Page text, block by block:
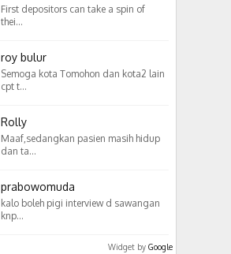
First depositors can take a spin of
thei…
roy bulur
Semoga kota Tomohon dan kota2 lain
cpt t…
Rolly
Maaf,sedangkan pasien masih hidup
dan ta…
prabowomuda
kalo boleh pigi interview d sawangan
knp…
Widget by Google